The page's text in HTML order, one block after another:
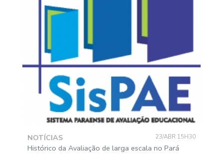
NOTÍCIAS 23/ABR 15H30
Histórico da Avaliação de larga escala no Pará